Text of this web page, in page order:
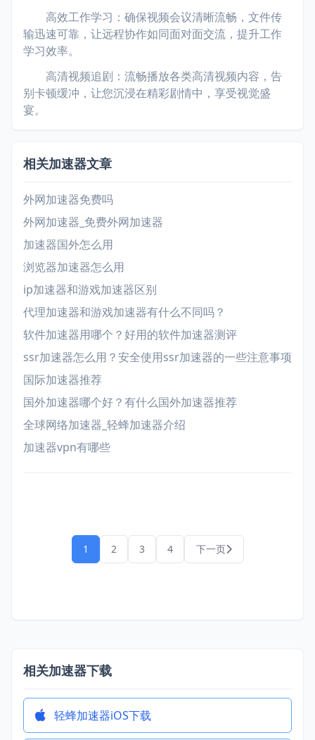
高效工作学习：确保视频会议清晰流畅，文件传
输迅速可靠，让远程协作如同面对面交流，提升工作
学习效率。
高清视频追剧：流畅播放各类高清视频内容，告
别卡顿缓冲，让您沉浸在精彩剧情中，享受视觉盛
宴。
相关加速器文章
外网加速器免费吗
外网加速器_免费外网加速器
加速器国外怎么用
浏览器加速器怎么用
ip加速器和游戏加速器区别
代理加速器和游戏加速器有什么不同吗？
软件加速器用哪个？好用的软件加速器测评
ssr加速器怎么用？安全使用ssr加速器的一些注意事项
国际加速器推荐
国外加速器哪个好？有什么国外加速器推荐
全球网络加速器_轻蜂加速器介绍
加速器vpn有哪些
1 2 3 4 下一页
相关加速器下载
轻蜂加速器iOS下载